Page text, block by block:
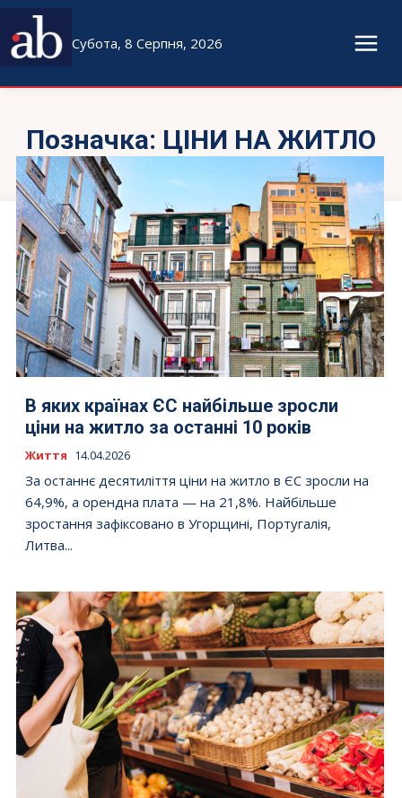
Субота, 8 Серпня, 2026
Позначка: ЦІНИ НА ЖИТЛО
В яких країнах ЄС найбільше зросли
ціни на житло за останні 10 років
Життя 14.04.2026
За останнє десятиліття ціни на житло в ЄС зросли на
64,9%, а орендна плата — на 21,8%. Найбільше
зростання зафіксовано в Угорщині, Португалія,
Литва...